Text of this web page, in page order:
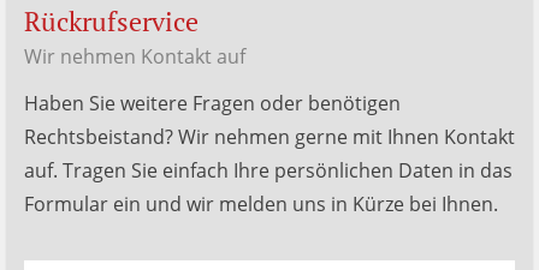
Rückrufservice
Wir nehmen Kontakt auf
Haben Sie weitere Fragen oder benötigen
Rechtsbeistand? Wir nehmen gerne mit Ihnen Kontakt
auf. Tragen Sie einfach Ihre persönlichen Daten in das
Formular ein und wir melden uns in Kürze bei Ihnen.